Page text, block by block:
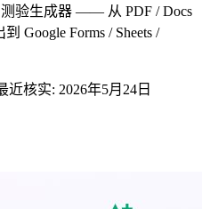
测验生成器 —— 从 PDF / Docs
Google Forms / Sheets /
近核实: 2026年5月24日